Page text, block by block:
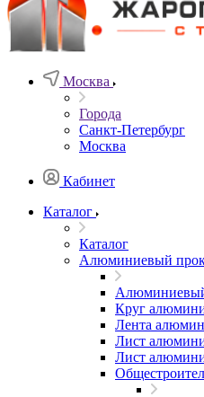
Москва
Города
Санкт-Петербург
Москва
Кабинет
Каталог
Каталог
Алюминиевый
Круг
Лента
Лист
Лист